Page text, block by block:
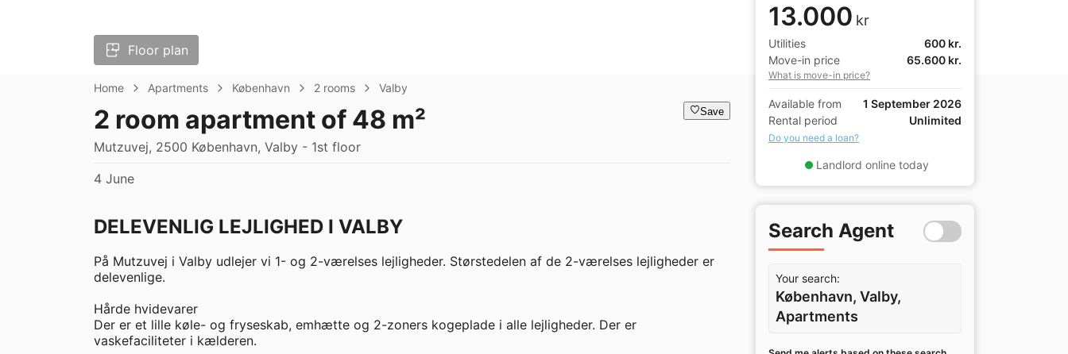
Floor plan
Home Apartments København 2 rooms Valby
2 room apartment of 48 m²
Mutzuvej, 2500 København, Valby - 1st floor
Save
4 June
DELEVENLIG LEJLIGHED I VALBY
På Mutzuvej i Valby udlejer vi 1- og 2-værelses lejligheder. Størstedelen af de 2-værelses lejligheder er
delevenlige.
Hårde hvidevarer
Der er et lille køle- og fryseskab, emhætte og 2-zoners kogeplade i alle lejligheder. Der er
vaskefaciliteter i kælderen.
13.000 kr
Utilities
600 kr.
Move-in price
65.600 kr.
What is move-in price?
Available from
1 September 2026
Rental period
Unlimited
Do you need a loan?
Landlord online today
Search Agent
Your search:
København, Valby,
Apartments